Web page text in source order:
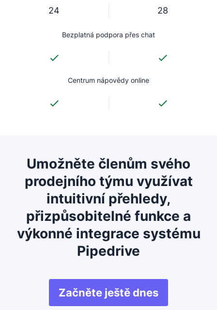
24 28
Bezplatná podpora přes chat
Centrum nápovědy online
Umožněte členům svého
prodejního týmu využívat
intuitivní přehledy,
přizpůsobitelné funkce a
výkonné integrace systému
Pipedrive
Začněte ještě dnes